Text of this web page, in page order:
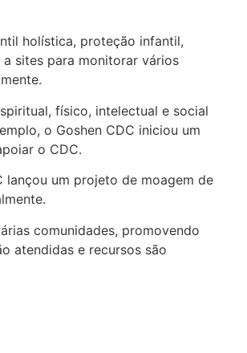
holística, proteção infantil,
sites para monitorar vários
físico, intelectual e social
o Goshen CDC iniciou um
o CDC.
lançou um projeto de moagem de
comunidades, promovendo
atendidas e recursos são